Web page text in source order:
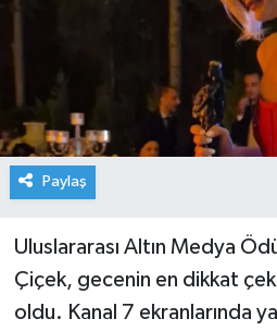
Paylaş
Uluslararası Altın Medya
Çiçek, gecenin en dikkat
oldu. Kanal 7 ekranlarında